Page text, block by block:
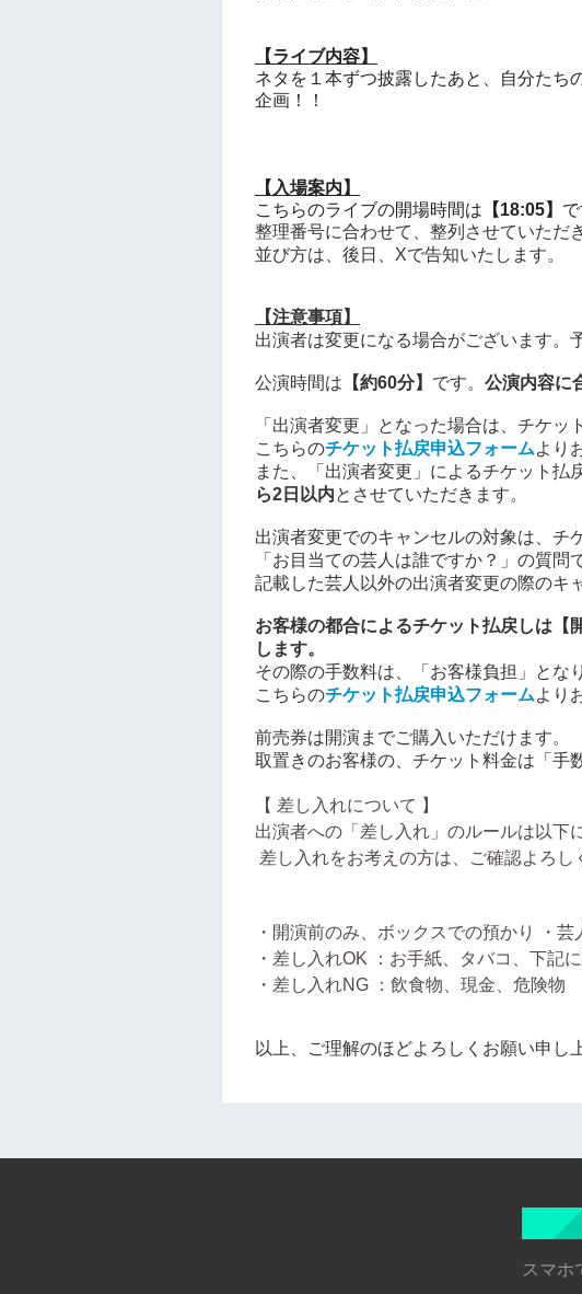
【ライブ内容】
ネタを１本ずつ披露したあと、自分たち
企画！！
【入場案内】
こちらのライブの開場時間は 【18:05】 で
整理番号に合わせて、整列させていただ
並び方は、後日、Xで告知いたします。
【注意事項】
出演者は変更になる場合がございます。
公演時間は 【約60分】 です。 公演内容に
「出演者変更」となった場合は、チケッ
こちらのチケット払戻申込フォームより
また、「出演者変更」によるチケット払
ら2日以内とさせていただきます。
出演者変更でのキャンセルの対象は、チ
「お目当ての芸人は誰ですか？」の質問
記載した芸人以外の出演者変更の際のキ
お客様の都合によるチケット払戻しは【
します。
その際の手数料は、「お客様負担」とな
こちらのチケット払戻申込フォームより
前売券は開演までご購入いただけます。
取置きのお客様の、チケット料金は「手
【 差し入れについて 】
出演者への「差し入れ」のルールは以下
差し入れをお考えの方は、ご確認よろし
・開演前のみ、ボックスでの預かり ・
・差し入れOK ：お手紙、タバコ、下記
・差し入れNG ：飲食物、現金、危険物
以上、ご理解のほどよろしくお願い申し
スマホ